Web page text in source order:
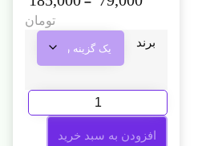
تومان
برند
افزودن به سبد خرید